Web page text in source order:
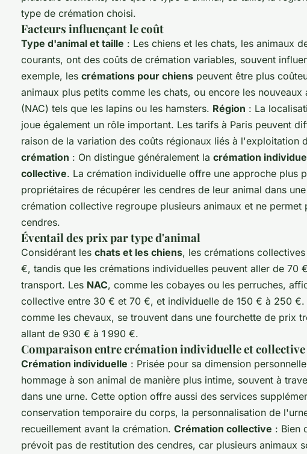
type de crémation choisi.
Facteurs influençant le coût
Type d'animal et taille : Les chiens et les chats, les animaux
courants, ont des coûts de crémation variables, souvent
exemple, les crémations pour chiens peuvent être plus
animaux plus petits comme les chats, ou encore les
(NAC) tels que les lapins ou les hamsters. Région : La
joue également un rôle important. Les tarifs à Paris peuvent
raison de la variation des coûts régionaux liés à l'exploitation
crémation : On distingue généralement la crémation
collective. La crémation individuelle offre une approche plus
propriétaires de récupérer les cendres de leur animal dans
crémation collective regroupe plusieurs animaux et ne permet
cendres.
Éventail des prix par type d'animal
Considérant les chats et les chiens, les crémations
€, tandis que les crémations individuelles peuvent aller de 70
transport. Les NAC, comme les cobayes ou les perruches,
collective entre 30 € et 70 €, et individuelle de 150 € à 250 €.
comme les chevaux, se trouvent dans une fourchette de prix
allant de 930 € à 1 990 €.
Comparaison entre crémation individuelle et collective
Crémation individuelle : Prisée pour sa dimension
hommage à son animal de manière plus intime, souvent à
dans une urne. Cette option offre aussi des services
conservation temporaire du corps, la personnalisation de
recueillement avant la crémation. Crémation collective : Bien
prévoit pas de restitution des cendres, car plusieurs animaux